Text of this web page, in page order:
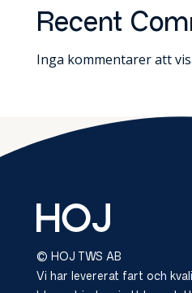
Recent
Inga kommentarer att
© HOJ TWS AB
Vi har levererat fart och